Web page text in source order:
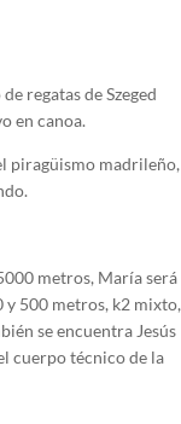
regatas de Szeged
en canoa.
piragüismo madrileño,
metros, María será
y 500 metros, k2 mixto,
se encuentra Jesús
cuerpo técnico de la